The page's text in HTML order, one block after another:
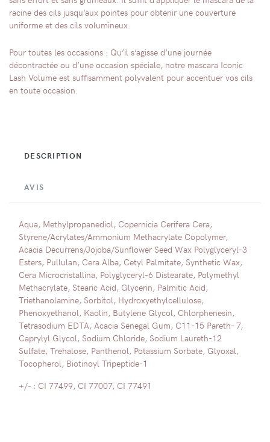
racine des cils jusqu’aux pointes pour obtenir une couverture
uniforme et des cils volumineux.
Pour toutes les occasions : Qu’il s’agisse d’une journée
décontractée ou d’une occasion spéciale, notre mascara Iconic
Lash Volume est suffisamment polyvalent pour accentuer vos cils
en toute occasion.
DESCRIPTION
AVIS
Aqua, Methylpropanediol, Copernicia Cerifera Cera,
Styrene/Acrylates/Ammonium Methacrylate Copolymer,
Acacia Decurrens/Jojoba/Sunflower Seed Wax Polyglyceryl-3
Esters, Pullulan, Cera Alba, Cetyl Palmitate, Synthetic Wax,
Cera Microcristallina, Polyglyceryl-6 Distearate, Polymethyl
Methacrylate, Stearic Acid, Glycerin, Palmitic Acid,
Triethanolamine, Sorbitol, Hydroxyethylcellulose,
Phenoxyethanol, Kaolin, Butylene Glycol, Chlorphenesin,
Tetrasodium EDTA, Acacia Senegal Gum, C11-15 Pareth- 7,
Caprylyl Glycol, Sodium Chloride, Sodium Laureth-12
Sulfate, Trehalose, Panthenol, Potassium Sorbate, Glyoxal,
Tocopherol, Biotinoyl Tripeptide-1
+/- : CI 77499, CI 77007, CI 77491